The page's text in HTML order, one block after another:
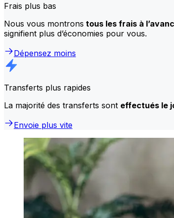
Frais plus bas
Nous vous montrons tous les frais à
signifient plus d’économies pour vous.
Dépensez moins
Transferts plus rapides
La majorité des transferts sont effectués le
Envoie plus vite